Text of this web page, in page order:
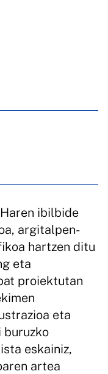
ibilbide
argitalpen-
hartzen ditu
eta
proiektutan
eta
buruzko
eskainiz,
artea